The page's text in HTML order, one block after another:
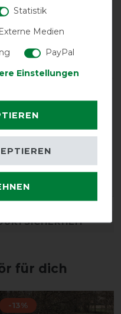
für dich
-13%
Statistik
Externe Medien
PayPal
Einstellungen